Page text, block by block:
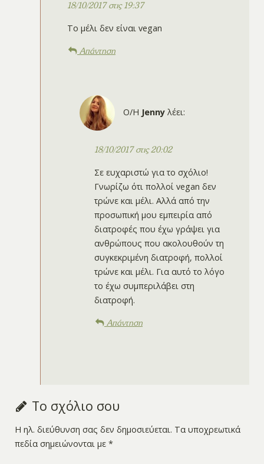
18/10/2017 στις 19:37
Το μέλι δεν είναι vegan
Απάντηση
Ο/Η Jenny λέει:
18/10/2017 στις 20:02
Σε ευχαριστώ για το σχόλιο!
Γνωρίζω ότι πολλοί vegan δεν
τρώνε και μέλι. Αλλά από την
προσωπική μου εμπειρία από
διατροφές που έχω γράψει για
ανθρώπους που ακολουθούν τη
συγκεκριμένη διατροφή, πολλοί
τρώνε και μέλι. Για αυτό το λόγο
το έχω συμπεριλάβει στη
διατροφή.
Απάντηση
Το σχόλιο σου
Η ηλ. διεύθυνση σας δεν δημοσιεύεται. Τα υποχρεωτικά
πεδία σημειώνονται με *